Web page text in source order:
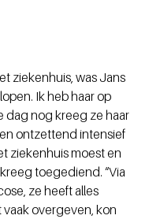
ziekenhuis, was Jans
Ik heb haar op
dag nog kreeg ze haar
ontzettend intensief
ziekenhuis moest en
toegediend. “Via
ze heeft alles
vaak overgeven, kon